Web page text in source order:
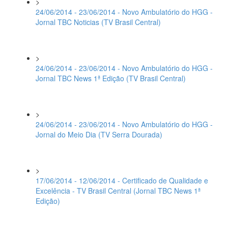
24/06/2014 - 23/06/2014 - Novo Ambulatório do HGG -
Jornal TBC Noticias (TV Brasil Central)
>
24/06/2014 - 23/06/2014 - Novo Ambulatório do HGG -
Jornal TBC News 1ª Edição (TV Brasil Central)
>
24/06/2014 - 23/06/2014 - Novo Ambulatório do HGG -
Jornal do Meio Dia (TV Serra Dourada)
>
17/06/2014 - 12/06/2014 - Certificado de Qualidade e
Excelência - TV Brasil Central (Jornal TBC News 1ª
Edição)